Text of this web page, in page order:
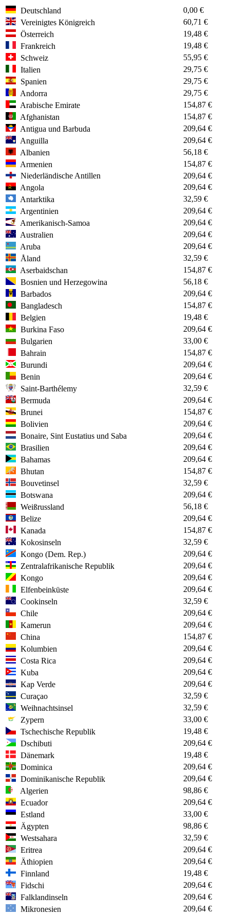
Deutschland
0,00 €
Vereinigtes Königreich
60,71 €
Österreich
19,48 €
Frankreich
19,48 €
Schweiz
55,95 €
Italien
29,75 €
Spanien
29,75 €
Andorra
29,75 €
Arabische Emirate
154,87 €
Afghanistan
154,87 €
Antigua und Barbuda
209,64 €
Anguilla
209,64 €
Albanien
56,18 €
Armenien
154,87 €
Niederländische Antillen
209,64 €
Angola
209,64 €
Antarktika
32,59 €
Argentinien
209,64 €
Amerikanisch-Samoa
209,64 €
Australien
209,64 €
Aruba
209,64 €
Åland
32,59 €
Aserbaidschan
154,87 €
Bosnien und Herzegowina
56,18 €
Barbados
209,64 €
Bangladesch
154,87 €
Belgien
19,48 €
Burkina Faso
209,64 €
Bulgarien
33,00 €
Bahrain
154,87 €
Burundi
209,64 €
Benin
209,64 €
Saint-Barthélemy
32,59 €
Bermuda
209,64 €
Brunei
154,87 €
Bolivien
209,64 €
Bonaire, Sint Eustatius und Saba
209,64 €
Brasilien
209,64 €
Bahamas
209,64 €
Bhutan
154,87 €
Bouvetinsel
32,59 €
Botswana
209,64 €
Weißrussland
56,18 €
Belize
209,64 €
Kanada
154,87 €
Kokosinseln
32,59 €
Kongo (Dem. Rep.)
209,64 €
Zentralafrikanische Republik
209,64 €
Kongo
209,64 €
Elfenbeinküste
209,64 €
Cookinseln
32,59 €
Chile
209,64 €
Kamerun
209,64 €
China
154,87 €
Kolumbien
209,64 €
Costa Rica
209,64 €
Kuba
209,64 €
Kap Verde
209,64 €
Curaçao
32,59 €
Weihnachtsinsel
32,59 €
Zypern
33,00 €
Tschechische Republik
19,48 €
Dschibuti
209,64 €
Dänemark
19,48 €
Dominica
209,64 €
Dominikanische Republik
209,64 €
Algerien
98,86 €
Ecuador
209,64 €
Estland
33,00 €
Ägypten
98,86 €
Westsahara
32,59 €
Eritrea
209,64 €
Äthiopien
209,64 €
Finnland
19,48 €
Fidschi
209,64 €
Falklandinseln
209,64 €
Mikronesien
209,64 €